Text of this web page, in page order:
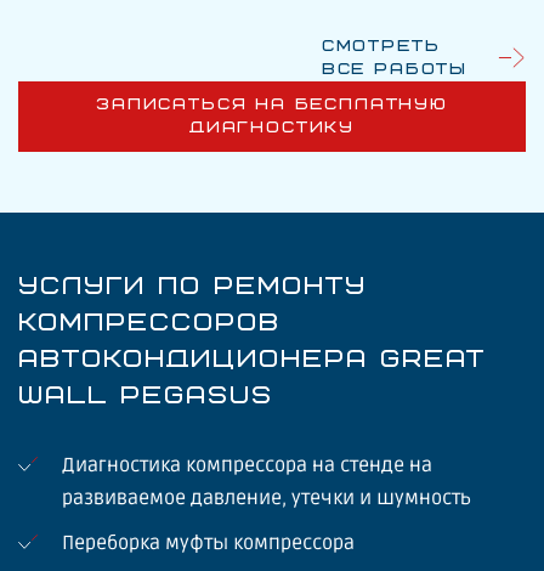
ЗАПИСАТЬСЯ НА БЕСПЛАТНУЮ
ДИАГНОСТИКУ
Смотреть
все работы
УСЛУГИ ПО РЕМОНТУ
КОМПРЕССОРОВ
АВТОКОНДИЦИОНЕРА GREAT
WALL PEGASUS
Диагностика компрессора на стенде на
развиваемое давление, утечки и шумность
Переборка муфты компрессора